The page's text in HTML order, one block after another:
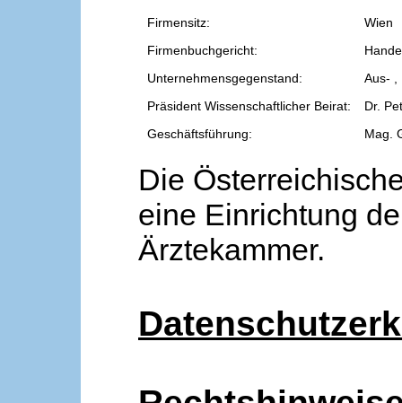
Firmensitz:
Wien
Firmenbuchgericht:
Unternehmensgegenstand:
Aus- ,
Präsident Wissenschaftlicher Beirat:
Dr.
Geschäftsführung:
Mag.
Die
eine Einrichtung
Ärztekammer.